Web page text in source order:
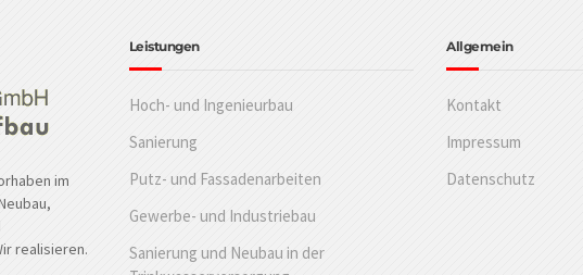
im
realisieren.
Leistungen
Hoch- und Ingenieurbau
Sanierung
Putz- und Fassadenarbeiten
Gewerbe- und Industriebau
Sanierung und Neubau in der
Allgemein
Kontakt
Impressum
Datenschutz